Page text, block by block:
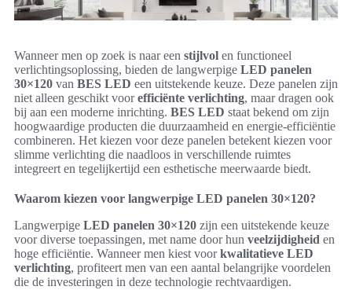
Wanneer men op zoek is naar een stijlvol en functioneel
verlichtingsoplossing, bieden de langwerpige LED panelen
30×120 van BES LED een uitstekende keuze. Deze panelen zijn
niet alleen geschikt voorefficiënte verlichting, maar dragen ook
bij aan een moderne inrichting. BES LED staat bekend om zijn
hoogwaardige producten die duurzaamheid en energie-efficiëntie
combineren. Het kiezen voor deze panelen betekent kiezen voor
slimme verlichting die naadloos in verschillende ruimtes
integreert en tegelijkertijd een esthetische meerwaarde biedt.
Waarom kiezen voor langwerpige LED panelen 30×120?
Langwerpige LED panelen 30×120 zijn een uitstekende keuze
voor diverse toepassingen, met name door hun veelzijdigheid en
hoge efficiëntie. Wanneer men kiest voorkwalitatieve LED
verlichting, profiteert men van een aantal belangrijke voordelen
die de investeringen in deze technologie rechtvaardigen.